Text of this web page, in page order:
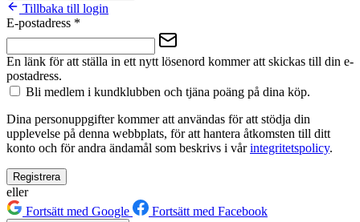
Tillbaka till login
E-postadress *
En länk för att ställa in ett nytt lösenord kommer att skickas till din e-
postadress.
Bli medlem i kundklubben och tjäna poäng på dina köp.
Dina personuppgifter kommer att användas för att stödja din
upplevelse på denna webbplats, för att hantera åtkomsten till ditt
konto och för andra ändamål som beskrivs i vårintegritetspolicy.
Registrera
eller
Fortsätt med Google
Fortsätt med Facebook